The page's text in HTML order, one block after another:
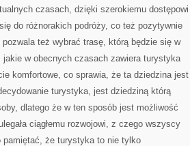
czasach, dzięki szerokiemu dostępowi
do różnorakich podróży, co też pozytywnie
też wybrać trasę, którą będzie się w
w obecnych czasach zawiera turystyka
komfortowe, co sprawia, że ta dziedzina jest
turystyka, jest dziedziną którą
dlatego że w ten sposób jest możliwość
ciągłemu rozwojowi, z czego wszyscy
pamiętać, że turystyka to nie tylko